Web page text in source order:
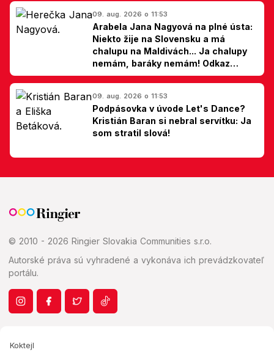
09. aug. 2026 o 11:53
Arabela Jana Nagyová na plné ústa:
Niekto žije na Slovensku a má
chalupu na Maldivách... Ja chalupy
nemám, baráky nemám! Odkaz
Slovákom
09. aug. 2026 o 11:53
Podpásovka v úvode Let's Dance?
Kristián Baran si nebral servítku: Ja
som stratil slová!
© 2010 - 2026 Ringier Slovakia Communities s.r.o.
Autorské práva sú vyhradené a vykonáva ich prevádzkovateľ
portálu.
Koktejl